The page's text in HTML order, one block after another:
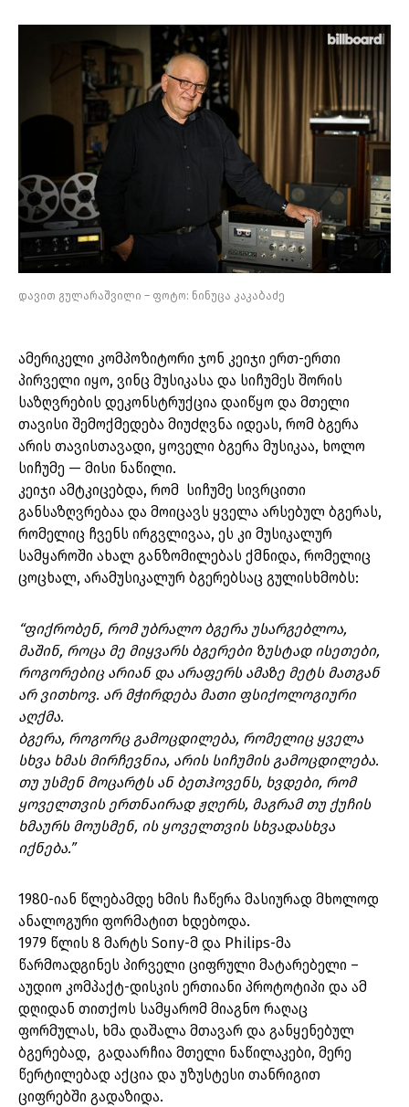
დავით გულარაშვილი – ფოტო: ნინუცა კაკაბაძე
ამერიკელი კომპოზიტორი ჯონ კეიჯი ერთ-ერთი
პირველი იყო, ვინც მუსიკასა და სიჩუმეს შორის
საზღვრების დეკონსტრუქცია დაიწყო და მთელი
თავისი შემოქმედება მიუძღვნა იდეას, რომ ბგერა
არის თავისთავადი, ყოველი ბგერა მუსიკაა, ხოლო
სიჩუმე — მისი ნაწილი.
კეიჯი ამტკიცებდა, რომ სიჩუმე სივრცითი
განსაზღვრებაა და მოიცავს ყველა არსებულ ბგერას,
რომელიც ჩვენს ირგვლივაა, ეს კი მუსიკალურ
სამყაროში ახალ განზომილებას ქმნიდა, რომელიც
ცოცხალ, არამუსიკალურ ბგერებსაც გულისხმობს:
“ფიქრობენ, რომ უბრალო ბგერა უსარგებლოა,
მაშინ, როცა მე მიყვარს ბგერები ზუსტად ისეთები,
როგორებიც არიან და არაფერს ამაზე მეტს მათგან
არ ვითხოვ. არ მჭირდება მათი ფსიქოლოგიური
აღქმა.
ბგერა, როგორც გამოცდილება, რომელიც ყველა
სხვა ხმას მირჩევნია, არის სიჩუმის გამოცდილება.
თუ უსმენ მოცარტს ან ბეთჰოვენს, ხვდები, რომ
ყოველთვის ერთნაირად ჟღერს, მაგრამ თუ ქუჩის
ხმაურს მოუსმენ, ის ყოველთვის სხვადასხვა
იქნება.”
1980-იან წლებამდე ხმის ჩაწერა მასიურად მხოლოდ
ანალოგური ფორმატით ხდებოდა.
1979 წლის 8 მარტს Sony-მ და Philips-მა
წარმოადგინეს პირველი ციფრული მატარებელი –
აუდიო კომპაქტ-დისკის ერთიანი პროტოტიპი და ამ
დღიდან თითქოს სამყარომ მიაგნო რაღაც
ფორმულას, ხმა დაშალა მთავარ და განყენებულ
ბგერებად, გადაარჩია მთელი ნაწილაკები, მერე
წერტილებად აქცია და უზუსტესი თანრიგით
ციფრებში გადაზიდა.